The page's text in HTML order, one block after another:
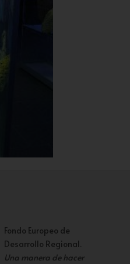
Fondo Europeo de
Desarrollo Regional.
Una manera de hacer